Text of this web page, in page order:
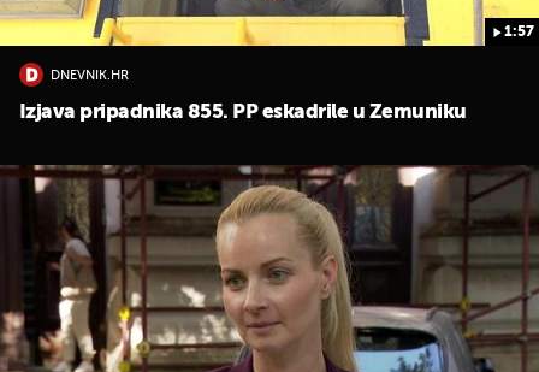
1:57
DNEVNIK.HR
Izjava pripadnika 855. PP eskadrile u Zemuniku